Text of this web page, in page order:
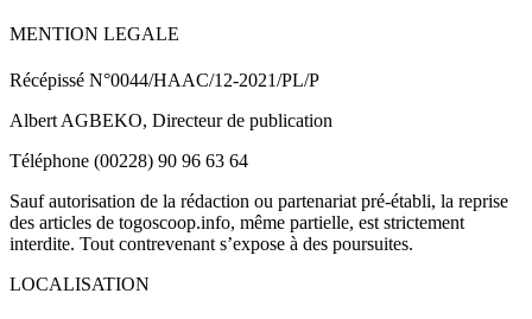
MENTION LEGALE
Récépissé N°0044/HAAC/12-2021/PL/P
Albert AGBEKO, Directeur de publication
Téléphone (00228) 90 96 63 64
Sauf autorisation de la rédaction ou partenariat pré-établi, la reprise
des articles de togoscoop.info, même partielle, est strictement
interdite. Tout contrevenant s’expose à des poursuites.
LOCALISATION